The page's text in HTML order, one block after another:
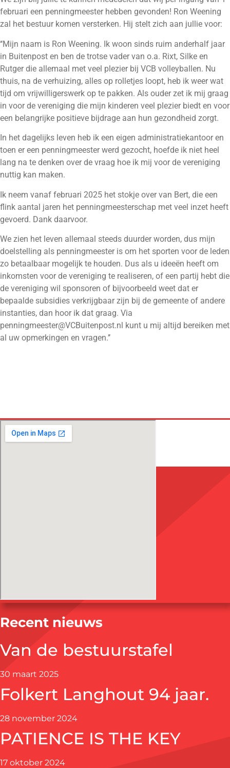
februari een penningmeester hebben gevonden! Ron Weening
zal het bestuur komen versterken. Hij stelt zich aan jullie voor:
‘‘Mijn naam is Ron Weening. Ik woon sinds ruim anderhalf jaar
in Buitenpost en ben de trotse vader van o.a. Rixt, Silke en
Rutger die allemaal met veel plezier bij VCB volleyballen. Nu
thuis, na de verhuizing, alles op rolletjes loopt, heb ik weer wat
tijd om vrijwilligerswerk op te pakken. Als ouder zet ik mij graag
in voor de vereniging die mijn kinderen veel plezier biedt en voor
een belangrijke positieve bijdrage aan hun gezondheid zorgt.
In het dagelijks leven heb ik een eigen administratiekantoor en
toen er een penningmeester werd gezocht, hoefde ik niet heel
lang na te denken over de vraag hoe ik mij voor de vereniging
nuttig kan maken.
Ik neem vanaf februari 2025 het stokje over van Bert, die een
flink aantal jaren het penningmeesterschap met veel inzet heeft
gevoerd. Dank daarvoor.
We zien het leven allemaal steeds duurder worden, dus mijn
doelstelling als penningmeester is om het sporten voor de leden
zo betaalbaar mogelijk te houden. Dus als u ideeën heeft om
inkomsten voor de vereniging te realiseren, of een partij hebt die
de vereniging wil sponsoren of bijvoorbeeld weet dat er
bepaalde subsidies verkrijgbaar zijn bij de gemeente of andere
instanties, dan hoor ik dat graag. Via
penningmeester@VCBuitenpost.nl kunt u mij altijd bereiken met
al uw opmerkingen en vragen.’’
Recent nieuws
Van de bestuurstafel
30 maart 2025
Folkert Langhout 94 jaar.
28 november 2024
PATIENCE IS THE KEY
17 oktober 2024